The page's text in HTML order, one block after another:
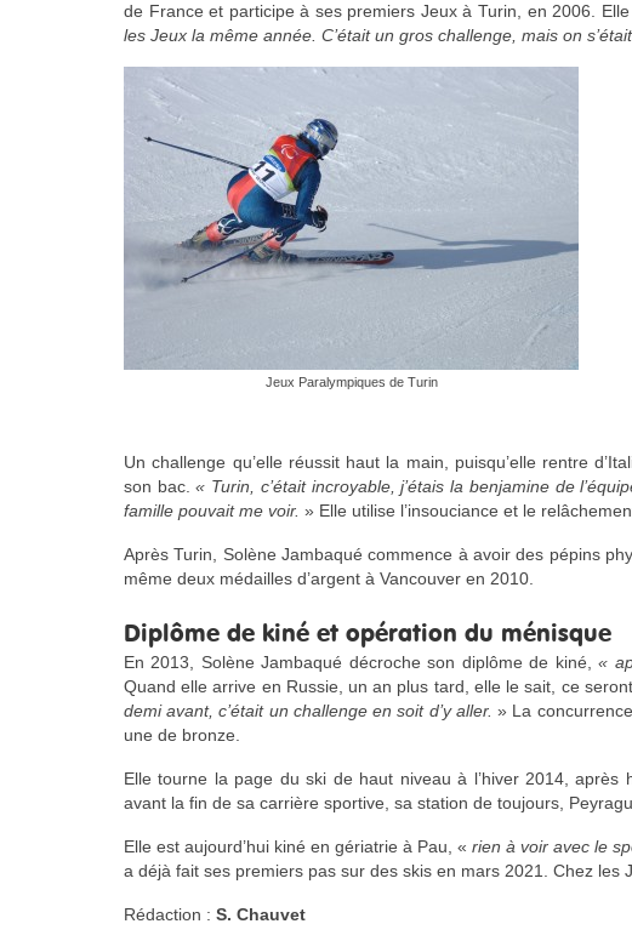
de France et participe à ses premiers Jeux à Turin, en 2006.
les Jeux la même année. C’était un gros challenge, mais on
Jeux Paralympiques de Turin
Un challenge qu’elle réussit haut la main, puisqu’elle rentre
son bac.« Turin, c’était incroyable, j’étais la benjamine de
famille pouvait me voir. » Elle utilise l’insouciance et le
Après Turin, Solène Jambaqué commence à avoir des pépins
même deux médailles d’argent à Vancouver en 2010.
Diplôme de kiné et opération du ménisque
En 2013, Solène Jambaqué décroche son diplôme de kiné,«
Quand elle arrive en Russie, un an plus tard, elle le sait, ce
demi avant, c’était un challenge en soit d’y aller.» La
une de bronze.
Elle tourne la page du ski de haut niveau à l’hiver 2014,
avant la fin de sa carrière sportive, sa station de toujours,
Elle est aujourd’hui kiné en gériatrie à Pau, «rien à voir avec le
a déjà fait ses premiers pas sur des skis en mars 2021. Chez les
Rédaction : S. Chauvet